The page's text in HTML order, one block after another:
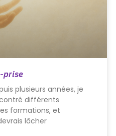
prise
plusieurs années, je
différents
formations, et
lâcher